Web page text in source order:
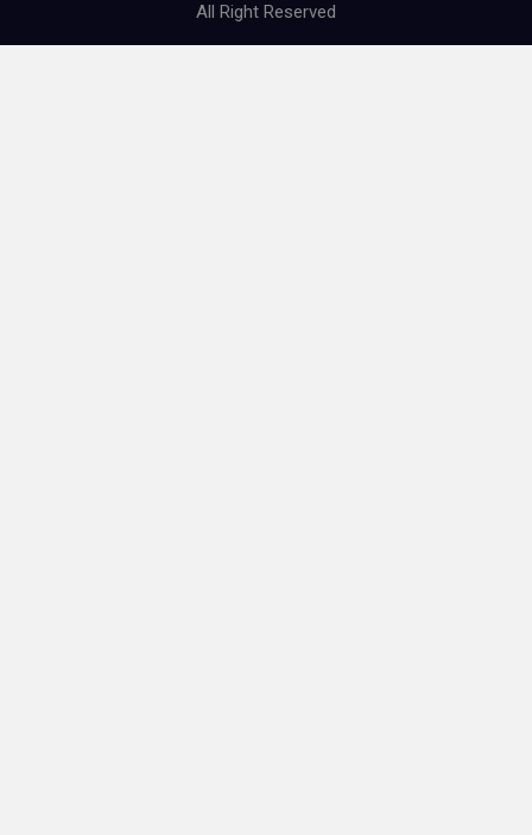
All Right Reserved